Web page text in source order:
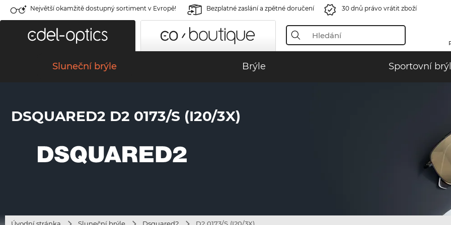
Největší okamžitě dostupný sortiment v Evropě! Bezplatné zaslání a zpětné doručení 30 dnů právo vrátit zboží
Sluneční brýle Brýle Sportovní
DSQUARED2 D2 0173/S (I20/3X)